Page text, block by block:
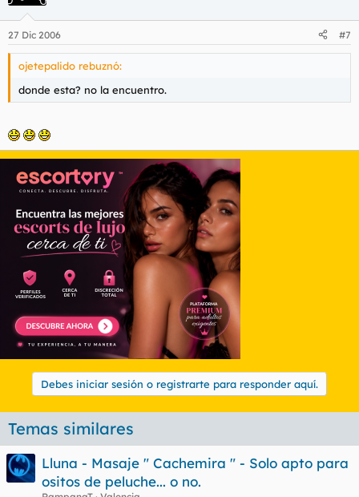
27 Dic 2006 #7
ojetepalido rebuznó:
donde esta? no la encuentro.
Debes iniciar sesión o registrarte para responder aquí.
Temas similares
Lluna - Masaje " Cachemira " - Solo apto para
ositos de peluche... o no.